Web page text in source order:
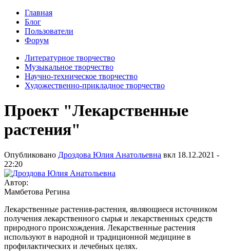
Главная
Блог
Пользователи
Форум
Литературное творчество
Музыкальное творчество
Научно-техническое творчество
Художественно-прикладное творчество
Проект "Лекарственные
растения"
Опубликовано Дроздова Юлия Анатольевна вкл 18.12.2021 -
22:20
Автор:
Мамбетова Регина
Лекарственные растения-растения, являющиеся источником
получения лекарственного сырья и лекарственных средств
природного происхождения. Лекарственные растения
используют в народной и традиционной медицине в
профилактических и лечебных целях.